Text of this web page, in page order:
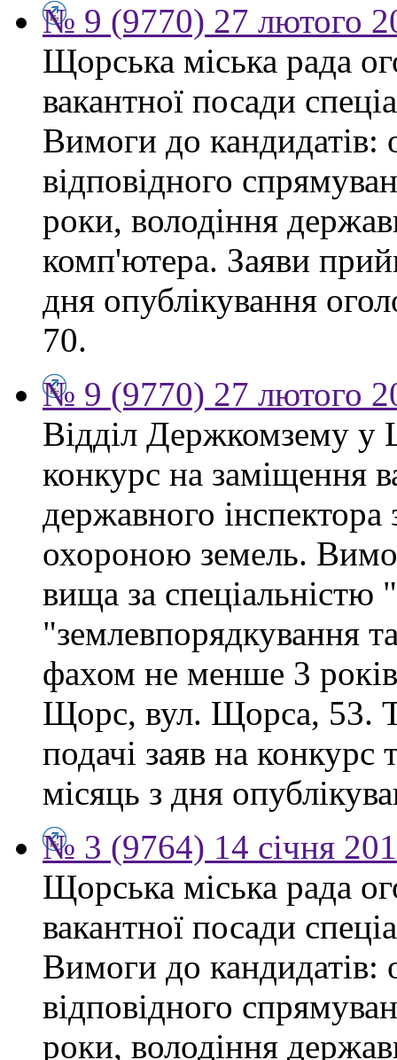
№ 9 (9770) 27 лютого
Щорська міська рада
вакантної посади
Вимоги до кандидатів:
відповідного
роки, володіння
комп'ютера. Заяви
дня опублікування
70.
№ 9 (9770) 27 лютого
Відділ Держкомзему у
конкурс на заміщення
державного
охороною земель.
вища за спеціальністю
"землевпорядкування
фахом не менше 3
Щорс, вул. Щорса, 53.
подачі заяв на конкурс
місяць з дня
№ 3 (9764) 14 січня
Щорська міська рада
вакантної посади
Вимоги до кандидатів:
відповідного
роки, володіння